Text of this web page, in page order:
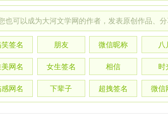
也可以成为大河文学网的作者，发表原创作品、分
签名 朋友 微信昵称 八
网名 女生签名 相信 时
网名 下辈子 超拽签名 微信